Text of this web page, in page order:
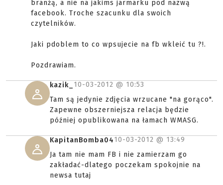
branżą, a nie na jakims jarmarku pod nazwą
facebook. Troche szacunku dla swoich
czytelników.
Jaki pdoblem to co wpsujecie na fb wkleić tu ?!.
Pozdrawiam.
kazik_ 10-03-2012 @ 10:53
Tam są jedynie zdjęcia wrzucane "na gorąco".
Zapewne obszerniejsza relacja będzie
później opublikowana na łamach WMASG.
KapitanBomba0410-03-2012 @ 13:49
Ja tam nie mam FB i nie zamierzam go
zakładać-dlatego poczekam spokojnie na
newsa tutaj